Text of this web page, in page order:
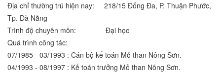
Địa chỉ thường trú hiện nay: 218/15 Đống Đa, P. Thuận Phước,
Tp. Đà Nẵng
Trình độ chuyên môn: Đại học
Quá trình công tác:
07/1985 - 03/1993 : Cán bộ kế toán Mỏ than Nông Sơn.
04/1993 - 08/1997 : Kế toán trưởng Mỏ than Nông Sơn.